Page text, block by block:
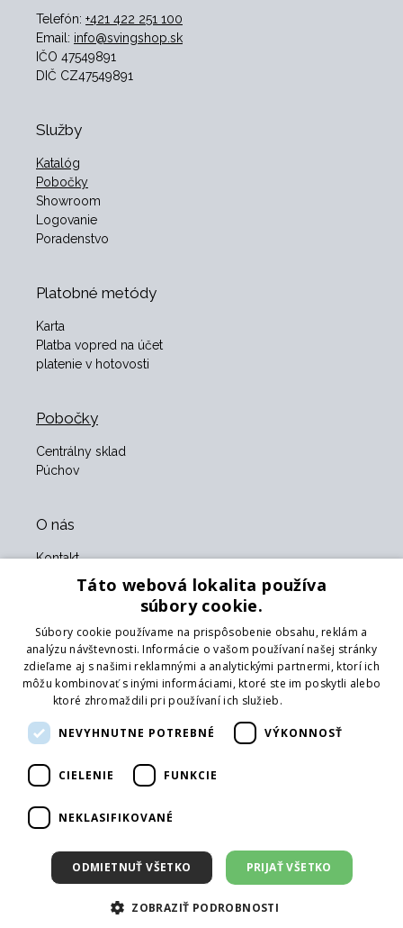
Telefón: +421 422 251 100
Email: info@svingshop.sk
IČO 47549891
DIČ CZ47549891
Služby
Katalóg
Pobočky
Showroom
Logovanie
Poradenstvo
Platobné metódy
Karta
Platba vopred na účet
platenie v hotovosti
Pobočky
Centrálny sklad
Púchov
O nás
Kontakt
Obchodné podmienky
Naši partneri
Formulár na vrátenie tovaru
Vrátenie tovaru
Doprava
Sledujte nás
Prihlásiť mailing
Táto webová lokalita používa
súbory cookie.
Súbory cookie používame na prispôsobenie obsahu, reklám a
analýzu návštevnosti. Informácie o vašom používaní našej stránky
zdieľame aj s našimi reklamnými a analytickými partnermi, ktorí ich
môžu kombinovať s inými informáciami, ktoré ste im poskytli alebo
ktoré zhromaždili pri používaní ich služieb.
NEVYHNUTNE POTREBNÉ VÝKONNOSŤ
CIELENIE FUNKCIE
NEKLASIFIKOVANÉ
PRIJAŤ VŠETKO
ODMIETNUŤ VŠETKO
ZOBRAZIŤ PODROBNOSTI